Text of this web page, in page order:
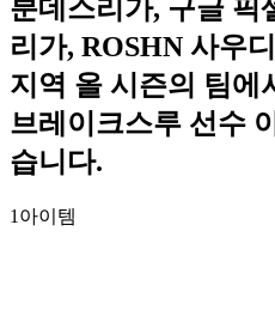
분데스리가, 구글 픽
리가, ROSHN 사우
지역 올 시즌의 팀에
브레이크스루 선수
습니다.
1 아이템